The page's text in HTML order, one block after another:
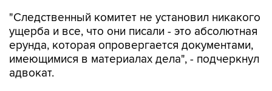
"Следственный комитет не установил никакого
ущерба и все, что они писали - это абсолютная
ерунда, которая опровергается документами,
имеющимися в материалах дела", - подчеркнул
адвокат.